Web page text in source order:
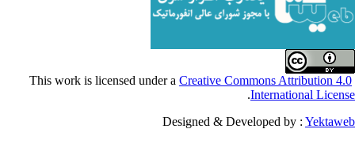
Creative Commons
.
Designed & Developed by :